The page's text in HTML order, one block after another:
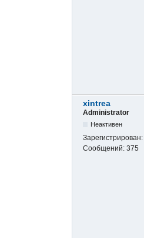
xintrea
Administrator
Неактивен
Зарегистрирован:
Сообщений: 375